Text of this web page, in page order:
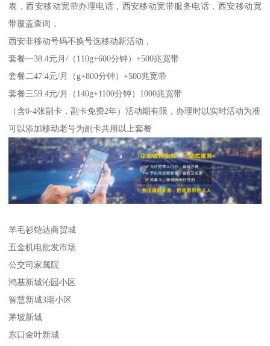
表，西安移动宽带办理电话，西安移动宽带服务电话，西安移动宽
带覆盖查询，
西安非移动号码不换号选移动新活动，
套餐一38.4元月/（110g+600分钟）+500兆宽带
套餐二47.4元/月（g+800分钟）+500兆宽带
套餐三59.4元/月（140g+1100分钟）1000兆宽带
（含0-4张副卡，副卡免费2年）活动期有限，办理时以实时活动为准
可以添加移动老号为副卡共用以上套餐
羊毛衫铠达商贸城
五金机电批发市场
公交司家属院
鸿基新城沁园小区
智慧新城3期小区
茅坡新城
东口金叶新城